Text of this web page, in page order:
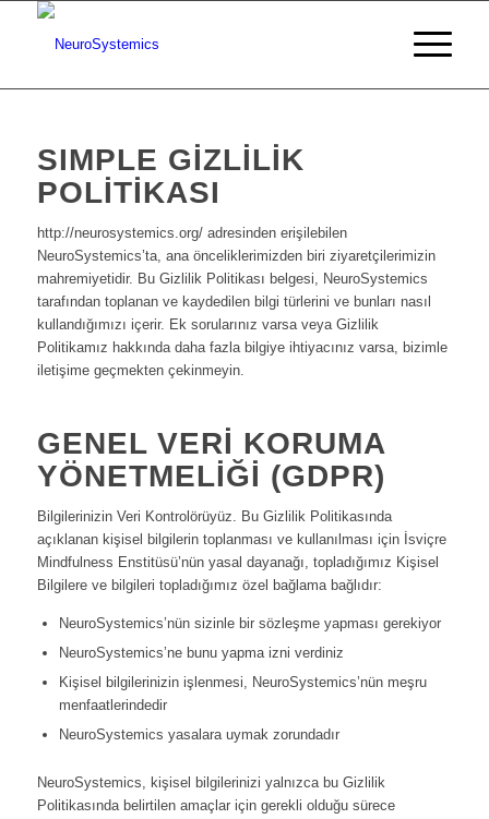
SIMPLE GİZLİLİK
POLİTİKASI
http://neurosystemics.org/ adresinden erişilebilen
NeuroSystemics’ta, ana önceliklerimizden biri ziyaretçilerimizin
mahremiyetidir. Bu Gizlilik Politikası belgesi, NeuroSystemics
tarafından toplanan ve kaydedilen bilgi türlerini ve bunları nasıl
kullandığımızı içerir. Ek sorularınız varsa veya Gizlilik
Politikamız hakkında daha fazla bilgiye ihtiyacınız varsa, bizimle
iletişime geçmekten çekinmeyin.
GENEL VERI KORUMA
YÖNETMELIĞI (GDPR)
Bilgilerinizin Veri Kontrolörüyüz. Bu Gizlilik Politikasında
açıklanan kişisel bilgilerin toplanması ve kullanılması için İsviçre
Mindfulness Enstitüsü’nün yasal dayanağı, topladığımız Kişisel
Bilgilere ve bilgileri topladığımız özel bağlama bağlıdır:
NeuroSystemics’nün sizinle bir sözleşme yapması gerekiyor
NeuroSystemics’ne bunu yapma izni verdiniz
Kişisel bilgilerinizin işlenmesi, NeuroSystemics’nün meşru
menfaatlerindedir
NeuroSystemics yasalara uymak zorundadır
NeuroSystemics, kişisel bilgilerinizi yalnızca bu Gizlilik
Politikasında belirtilen amaçlar için gerekli olduğu sürece